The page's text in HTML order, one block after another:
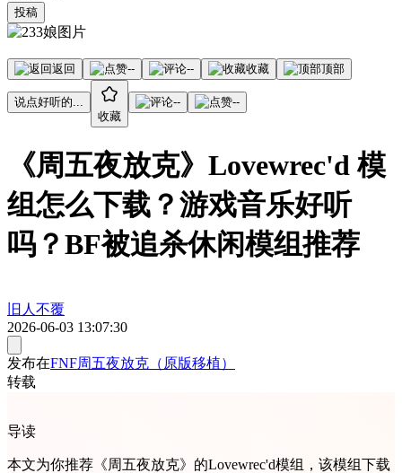
投稿
返回 -- -- 收藏 顶部
说点好听的...
收藏
-- --
《周五夜放克》Lovewrec'd 模
组怎么下载？游戏音乐好听
吗？BF被追杀休闲模组推荐
旧人不覆
2026-06-03 13:07:30
发布在FNF周五夜放克（原版移植）
转载
导读
本文为你推荐《周五夜放克》的Lovewrec'd模组，该模组下载